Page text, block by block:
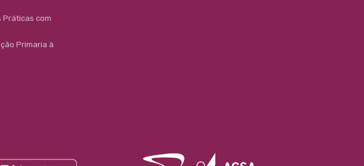
Práticas com
Primaria à